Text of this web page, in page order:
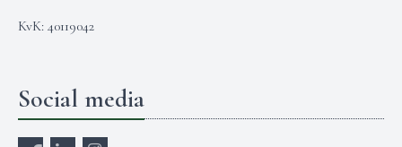
KvK: 40119042
Social media